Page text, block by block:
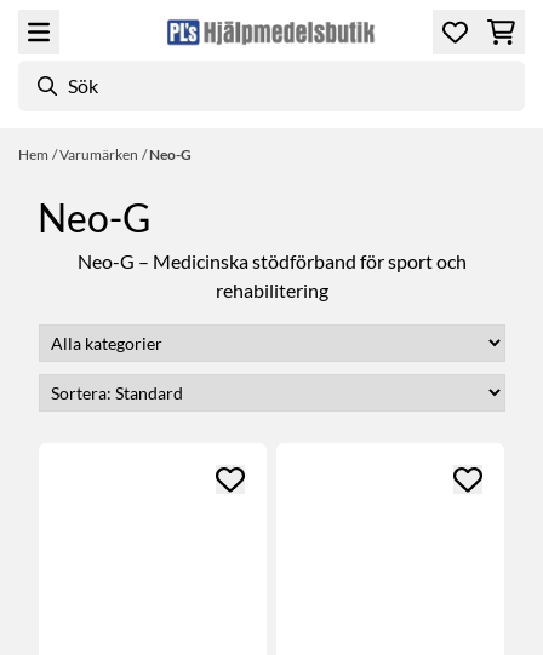
Hoppa till innehåll
Hem /Varumärken /Neo-G
Neo-G
Neo-G – Medicinska stödförband för sport och
rehabilitering